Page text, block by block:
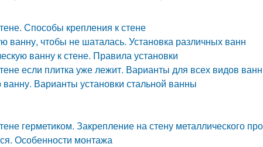
Способы крепления к стене
ванну, чтобы не шаталась. Установка различных ванн
ванну к стене. Правила установки
если плитка уже лежит. Варианты для всех видов ванн
ванну. Варианты установки стальной ванны
герметиком. Закрепление на стену металлического
Особенности монтажа